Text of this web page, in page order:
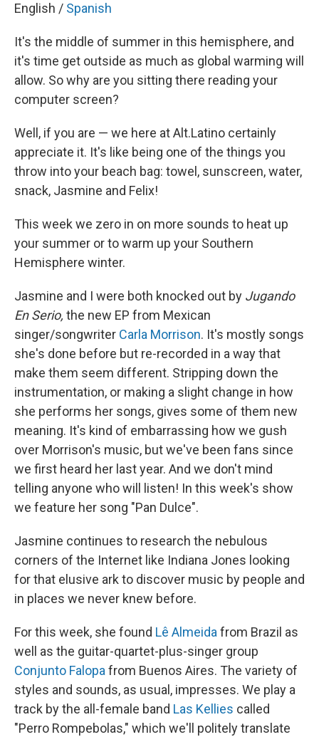
English / Spanish
It's the middle of summer in this hemisphere, and
it's time get outside as much as global warming will
allow. So why are you sitting there reading your
computer screen?
Well, if you are — we here at Alt.Latino certainly
appreciate it. It's like being one of the things you
throw into your beach bag: towel, sunscreen, water,
snack, Jasmine and Felix!
This week we zero in on more sounds to heat up
your summer or to warm up your Southern
Hemisphere winter.
Jasmine and I were both knocked out by Jugando
En Serio, the new EP from Mexican
singer/songwriter Carla Morrison. It's mostly songs
she's done before but re-recorded in a way that
make them seem different. Stripping down the
instrumentation, or making a slight change in how
she performs her songs, gives some of them new
meaning. It's kind of embarrassing how we gush
over Morrison's music, but we've been fans since
we first heard her last year. And we don't mind
telling anyone who will listen! In this week's show
we feature her song "Pan Dulce".
Jasmine continues to research the nebulous
corners of the Internet like Indiana Jones looking
for that elusive ark to discover music by people and
in places we never knew before.
For this week, she found Lê Almeidafrom Brazil as
well as the guitar-quartet-plus-singer group
Conjunto Falopafrom Buenos Aires. The variety of
styles and sounds, as usual, impresses. We play a
track by the all-female band Las Kellies called
"Perro Rompebolas," which we'll politely translate